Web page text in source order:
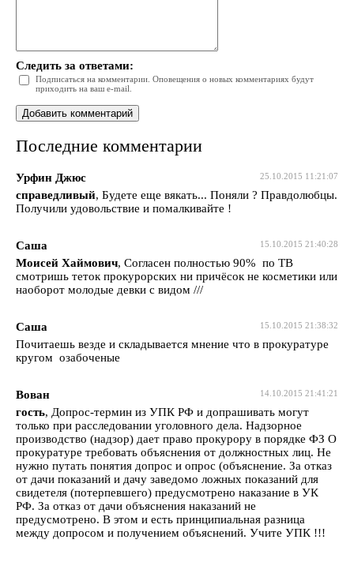
Следить за ответами:
Подписаться на комментарии. Оповещения о новых комментариях будут
приходить на ваш e-mail.
Последние комментарии
25.10.2015 11:21:07
Урфин Джюс
справедливый, Будете еще вякать... Поняли ? Правдолюбцы.
Получили удовольствие и помалкивайте !
15.10.2015 21:40:28
Саша
Моисей Хаймович, Согласен полностью 90% по ТВ
смотришь теток прокурорских ни причёсок не косметики или
наоборот молодые девки с видом ///
15.10.2015 21:38:32
Саша
Почитаешь везде и складывается мнение что в прокуратуре
кругом озабоченые
14.10.2015 21:41:21
Вован
гость, Допрос-термин из УПК РФ и допрашивать могут
только при расследовании уголовного дела. Надзорное
производство (надзор) дает право прокурору в порядке ФЗ О
прокуратуре требовать объяснения от должностных лиц. Не
нужно путать понятия допрос и опрос (объяснение. За отказ
от дачи показаний и дачу заведомо ложных показаний для
свидетеля (потерпевшего) предусмотрено наказание в УК
РФ. За отказ от дачи объяснения наказаний не
предусмотрено. В этом и есть принципиальная разница
между допросом и получением объяснений. Учите УПК !!!